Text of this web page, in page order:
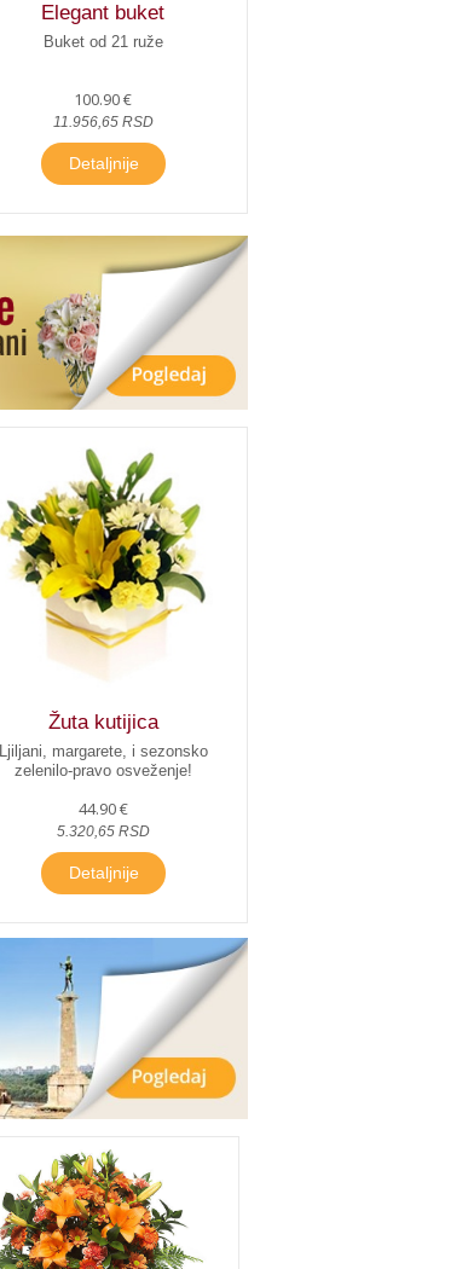
Elegant buket
Buket od 21 ruže
100.90 €
11.956,65 RSD
Detaljnije
Žuta kutijica
Ljiljani, margarete, i sezonsko
zelenilo-pravo osveženje!
44.90 €
5.320,65 RSD
Detaljnije